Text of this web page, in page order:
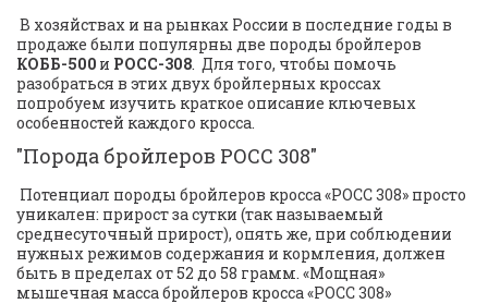
КОББ-500 и РОСС-308.  Для того, чтобы помочь
разобраться в этих двух бройлерных кроссах
попробуем изучить краткое описание ключевых
особенностей каждого кросса.
"Порода бройлеров РОСС 308"
уникален: прирост за сутки (так называемый
среднесуточный прирост), опять же, при соблюдении
нужных режимов содержания и кормления, должен
быть в пределах от 52 до 58 грамм. «Мощная»
мышечная масса бройлеров кросса «РОСС 308»